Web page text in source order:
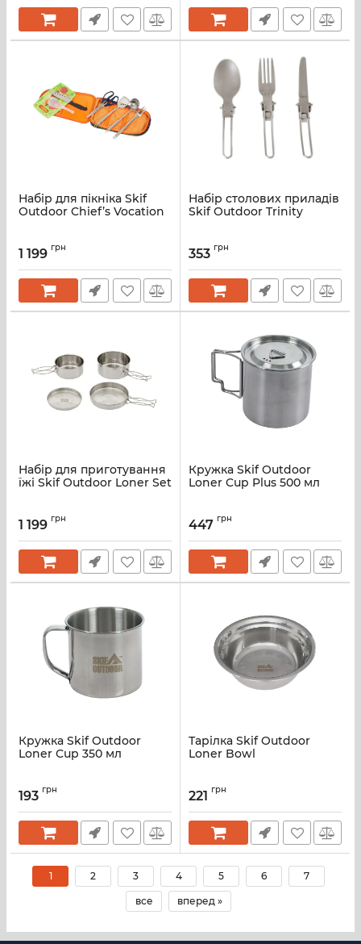
Набір для пікніка Skif
Outdoor Chief’s Vocation
1 199 грн
Набір столових приладів
Skif Outdoor Trinity
353 грн
Набір для приготування
їжі Skif Outdoor Loner Set
1 199 грн
Кружка Skif Outdoor
Loner Cup Plus 500 мл
447 грн
Кружка Skif Outdoor
Loner Cup 350 мл
193 грн
Тарілка Skif Outdoor
Loner Bowl
221 грн
1 2 3 4 5 6 7
все вперед »